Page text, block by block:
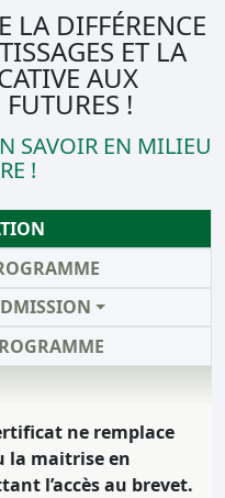
LA DIFFÉRENCE
ET LA
AUX
!
SAVOIR EN MILIEU
!
ne remplace
la maitrise en
l’accès au brevet.